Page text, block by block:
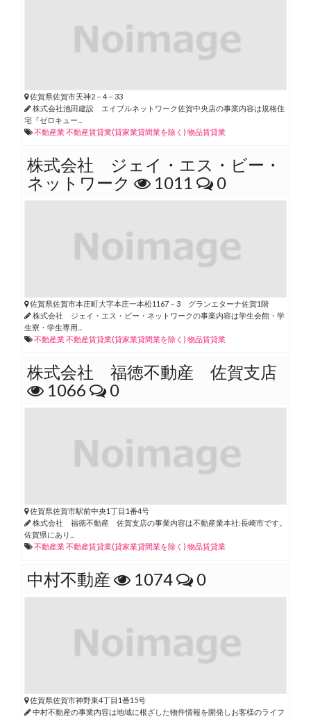
佐賀県佐賀市天神2－4－33
株式会社池田建設 エイブルネットワーク佐賀中央店の事業内容は規格住
宅『ゼロキュー...
不動産業不動産賃貸業(貸家業貸間業を除く) 物品賃貸業
株式会社 ジェイ・エス・ビー・
ネットワーク
1011 0
佐賀県佐賀市本庄町大字本庄一本松1167－3 グランエターナ佐賀1階
株式会社 ジェイ・エス・ビー・ネットワークの事業内容は学生会館・学
生寮・学生専用...
不動産業不動産賃貸業(貸家業貸間業を除く) 物品賃貸業
株式会社 福徳不動産 佐賀支店
1066
0
佐賀県佐賀市駅前中央1丁目1番4号
株式会社 福徳不動産 佐賀支店の事業内容は不動産業本社:長崎市です。
佐賀県にあり...
不動産業不動産賃貸業(貸家業貸間業を除く) 物品賃貸業
中村不動産 1074 0
佐賀県佐賀市神野東4丁目1番15号
中村不動産の事業内容は地域に根ざした物件情報を開発しお客様のライフ